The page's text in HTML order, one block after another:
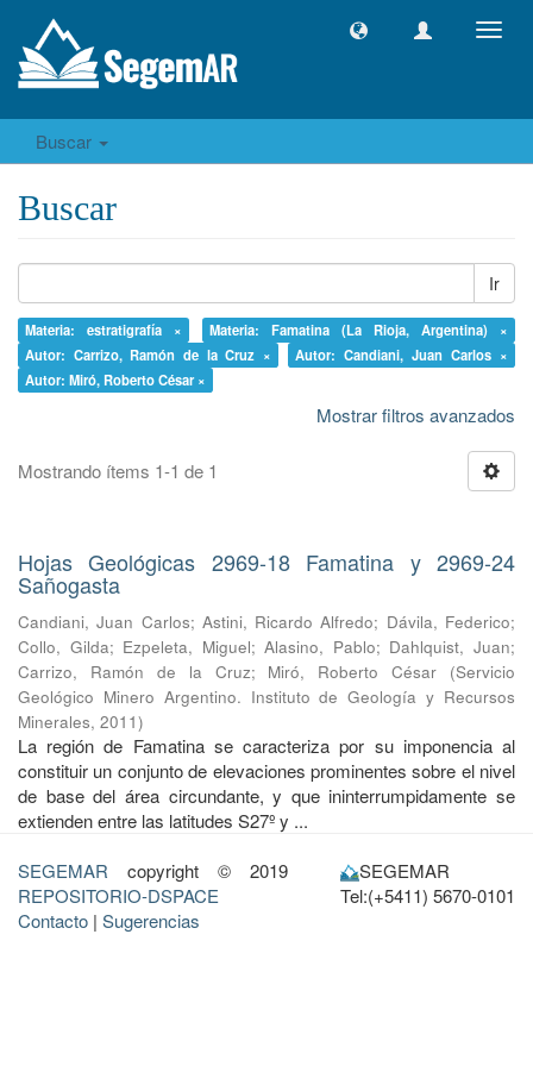
Buscar
Buscar
Ir
Materia: estratigrafía ×
Materia: Famatina (La Rioja, Argentina) ×
Autor: Carrizo, Ramón de la Cruz ×
Autor: Candiani, Juan Carlos ×
Autor: Miró, Roberto César ×
Mostrar filtros avanzados
Mostrando ítems 1-1 de 1
Hojas Geológicas 2969-18 Famatina y 2969-24
Sañogasta
Candiani, Juan Carlos; Astini, Ricardo Alfredo; Dávila, Federico;
Collo, Gilda; Ezpeleta, Miguel;Alasino, Pablo; Dahlquist, Juan;
Carrizo, Ramón de la Cruz; Miró, Roberto César (Servicio
Geológico Minero Argentino. Instituto de Geología y Recursos
Minerales, 2011)
La región de Famatina se caracteriza por su imponencia al
constituir un conjunto de elevaciones prominentes sobre el nivel
de base del área circundante, y que ininterrumpidamente se
extienden entre las latitudes S27º y ...
SEGEMAR copyright © 2019
REPOSITORIO-DSPACE
Contacto | Sugerencias
SEGEMAR
Tel:(+5411) 5670-0101